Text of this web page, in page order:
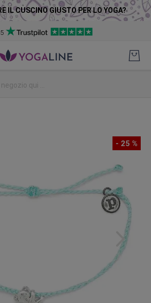
IL CUSCINO GIUSTO PER LO YOGA?
- 25 %